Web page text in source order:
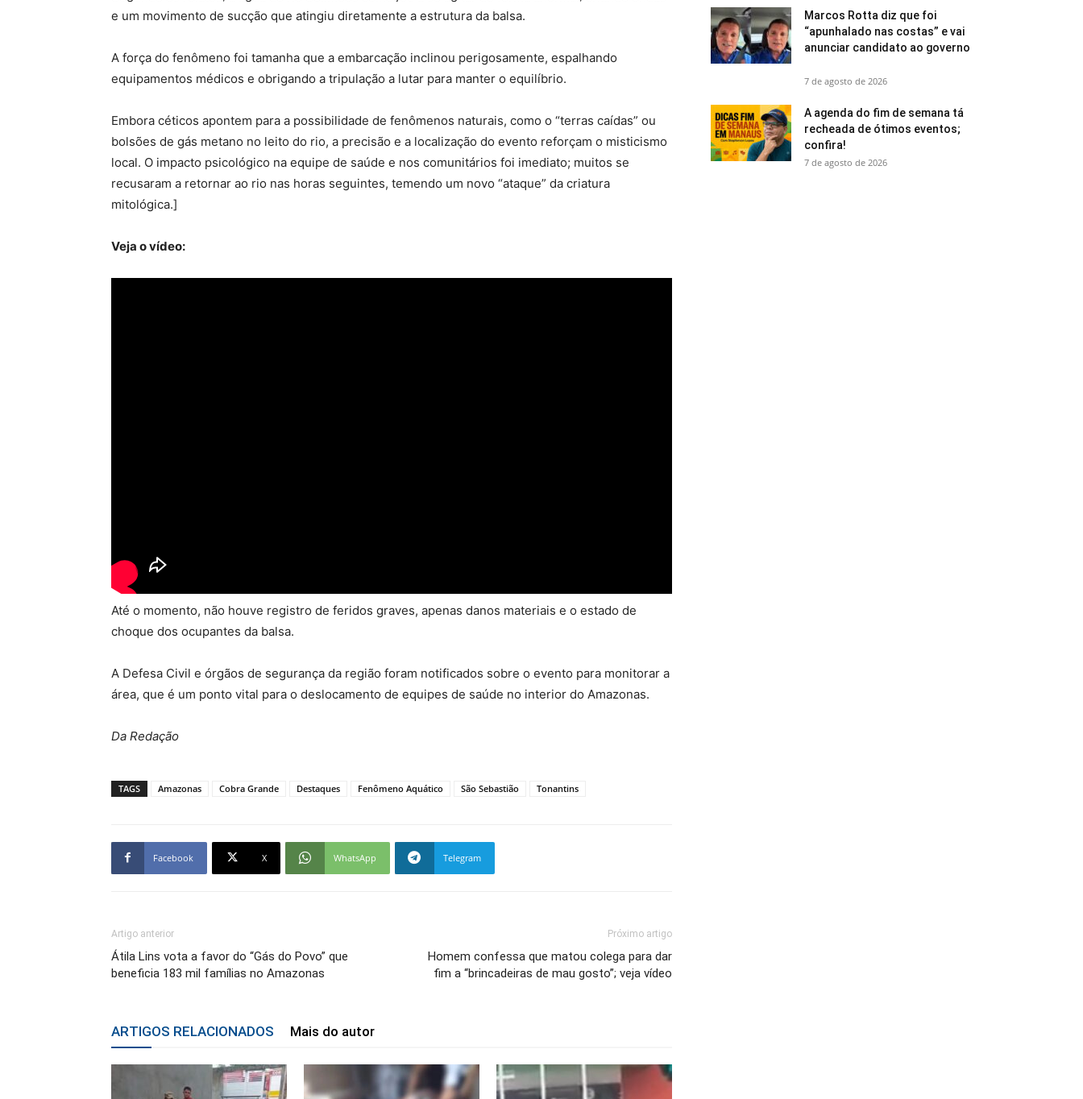
e um movimento de sucção que atingiu diretamente a estrutura da balsa.
A força do fenômeno foi tamanha que a embarcação inclinou perigosamente, espalhando
equipamentos médicos e obrigando a tripulação a lutar para manter o equilíbrio.
Embora céticos apontem para a possibilidade de fenômenos naturais, como o “terras caídas” ou
bolsões de gás metano no leito do rio, a precisão e a localização do evento reforçam o misticismo
local. O impacto psicológico na equipe de saúde e nos comunitários foi imediato; muitos se
recusaram a retornar ao rio nas horas seguintes, temendo um novo “ataque” da criatura
mitológica.]
Veja o vídeo:
Até o momento, não houve registro de feridos graves, apenas danos materiais e o estado de
choque dos ocupantes da balsa.
A Defesa Civil e órgãos de segurança da região foram notificados sobre o evento para monitorar a
área, que é um ponto vital para o deslocamento de equipes de saúde no interior do Amazonas.
Da Redação
TAGS Amazonas Cobra Grande Destaques Fenômeno Aquático São Sebastião Tonantins
Facebook X WhatsApp Telegram
Artigo anterior
Átila Lins vota a favor do “Gás do Povo” que
beneficia 183 mil famílias no Amazonas
Próximo artigo
Homem confessa que matou colega para dar
fim a “brincadeiras de mau gosto”; veja vídeo
ARTIGOS RELACIONADOS Mais do autor
Marcos Rotta diz que foi
“apunhalado nas costas” e vai
anunciar candidato ao governo
7 de agosto de 2026
A agenda do fim de semana tá
recheada de ótimos eventos;
confira!
7 de agosto de 2026